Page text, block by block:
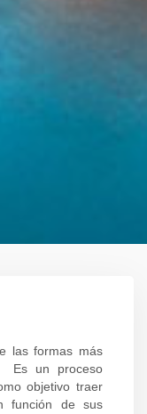
las formas más
Es un proceso
objetivo traer
función de sus